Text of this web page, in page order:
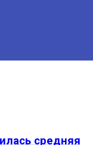
средняя